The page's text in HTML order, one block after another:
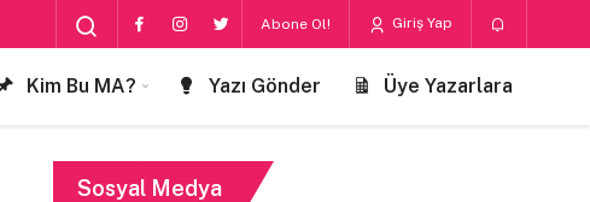
Abone Ol! Giriş Yap
Kim Bu MA? Yazı Gönder Üye Yazarlara
Sosyal Medya